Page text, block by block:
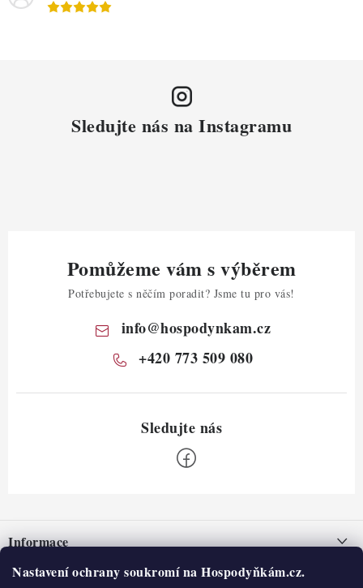
Nastavení ochrany soukromí na Hospodyňkám.cz.
Sledujte nás na Instagramu
Pomůžeme vám s výběrem
Potřebujete s něčím poradit? Jsme tu pro vás!
info@hospodynkam.cz
+420 773 509 080
pInformace
Nepřevzetí zásilky na dobírku
O nás